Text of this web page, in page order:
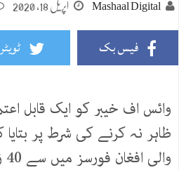
Mashaal Digital اپریل 18, 2020
فیس بک ٹویٹر
وائس اف خیبر کو ایک قابل
ظاہر نہ کرنے کی شرط پر